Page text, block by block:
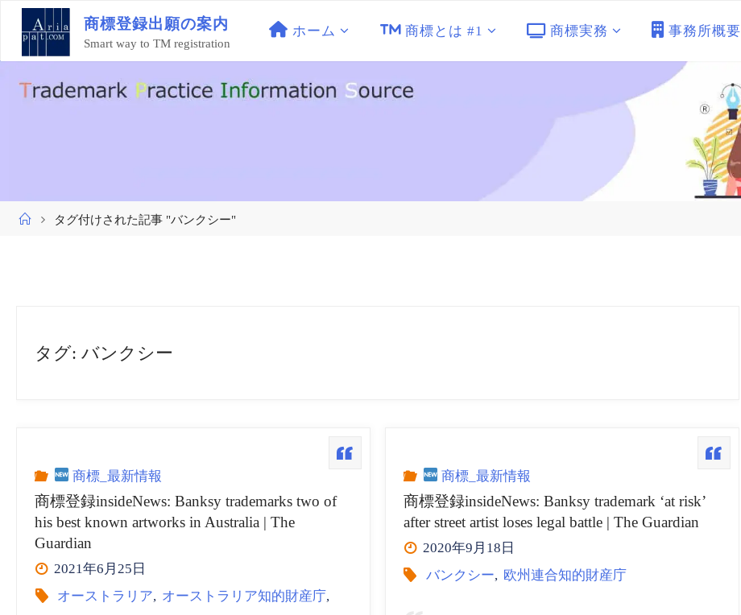
ン
商標登録出願の案内
Smart way to TM registration
ホーム 商標とは #1 商標実務 事務所概要
ホ
タグ付けされた記事 "バンクシー"
タグ:バンクシー
商標_最新情報
商標登録insideNews: Banksy trademarks two of
his best known artworks in Australia | The
Guardian
2021年6月25日
オーストラリア, オーストラリア知的財産庁,
商標_最新情報
商標登録insideNews: Banksy trademark ‘at risk’
after street artist loses legal battle | The Guardian
2020年9月18日
バンクシー, 欧州連合知的財産庁